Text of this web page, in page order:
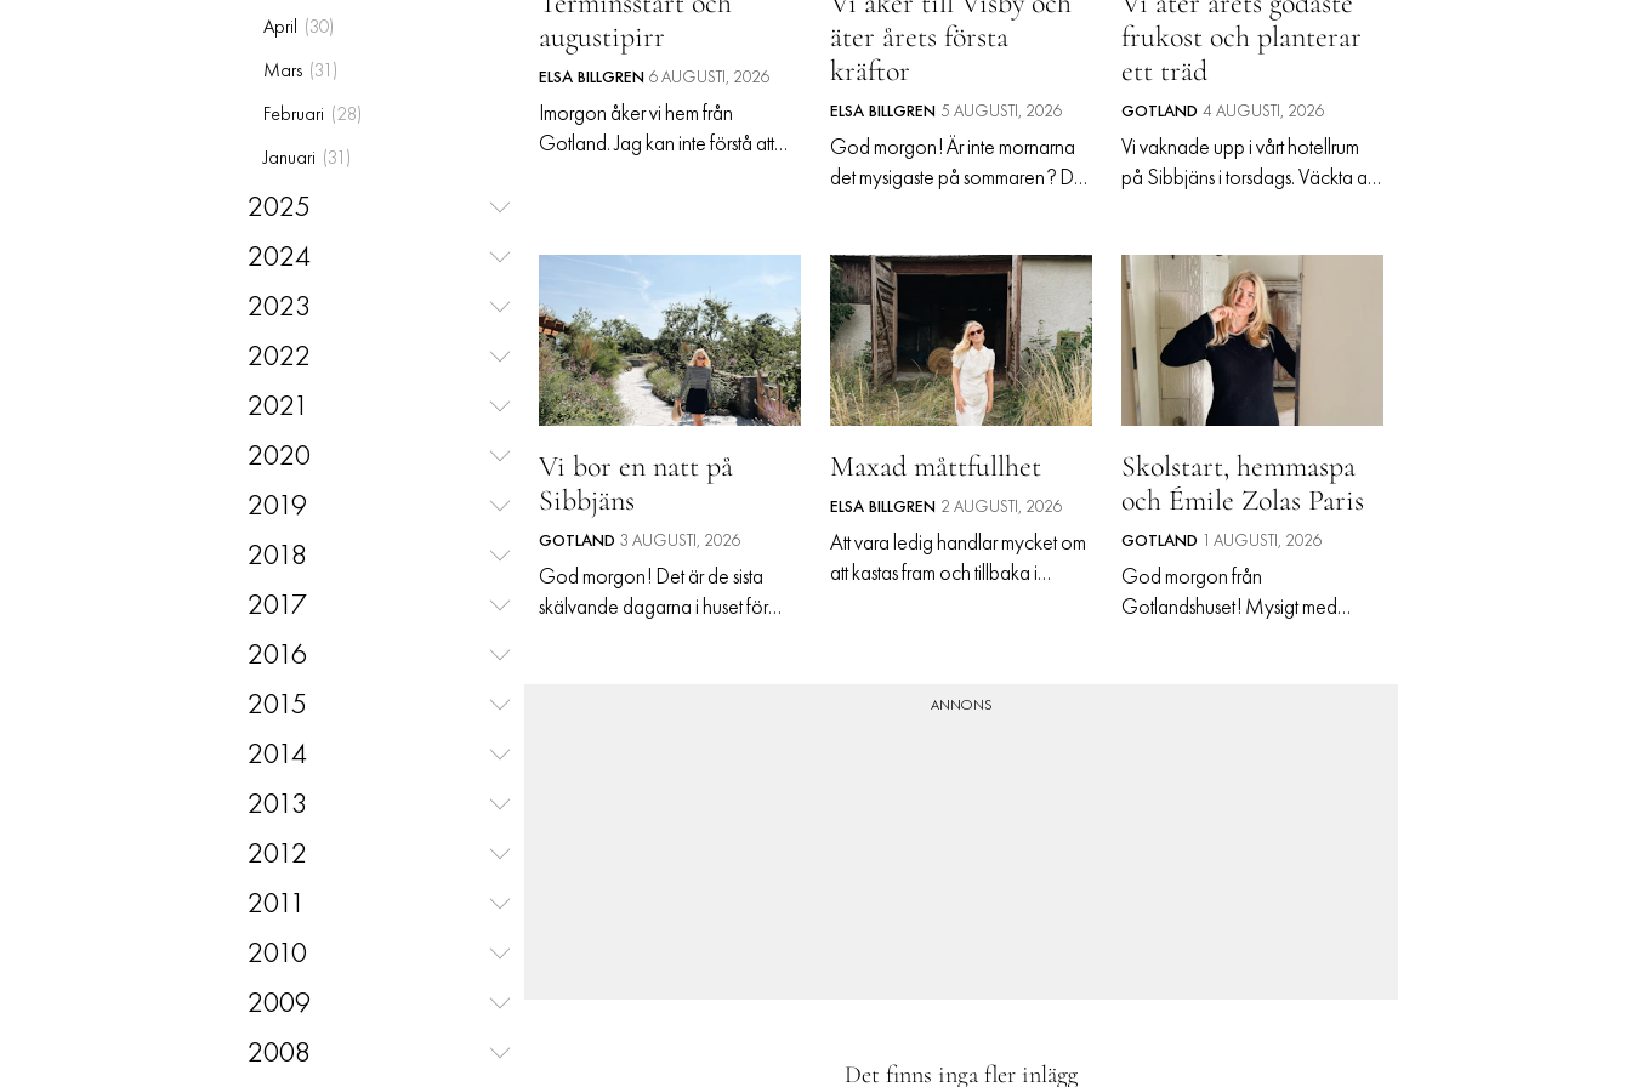
RESOR
PRENUMERERA
ALLA ÄMNEN
VÅRA SKRIBENTER
April (30)
Mars (31 )
Februari (28)
Januari (31 )
2025
2024
2023
2022
2021
2020
2019
2018
2017
2016
2015
2014
2013
2012
2011
2010
2009
2008
augustipirr
ELSA BILLGREN 6 AUGUSTI, 2026
Imorgon åker vi hem från
Gotland. Jag kan inte förstå att
äter årets första
kräftor
ELSA BILLGREN 5 AUGUSTI, 2026
God morgon! Är inte mornarna
det mysigaste på sommaren? Det
alla konstiga tankar som kanske
blåser igenom huvudet på
kvällen är borta
frukost och planterar
ett träd
GOTLAND 4 AUGUSTI, 2026
Vi vaknade upp i vårt hotellrum
på Sibbjäns i torsdags. Väckta av
semestern. Som att livet pågår
parallellt och man kan göra vad
som helst av
Vi bor en natt på
Sibbjäns
GOTLAND 3 AUGUSTI, 2026
God morgon! Det är de sista
skälvande dagarna i huset för
Maxad måttfullhet
ELSA BILLGREN 2 AUGUSTI, 2026
Att vara ledig handlar mycket om
att kastas fram och tillbaka i
kan ena gången handla om
Skolstart, hemmaspa
och Émile Zolas Paris
GOTLAND 1 AUGUSTI, 2026
God morgon från
Gotlandshuset! Mysigt med
Det finns inga fler inlägg